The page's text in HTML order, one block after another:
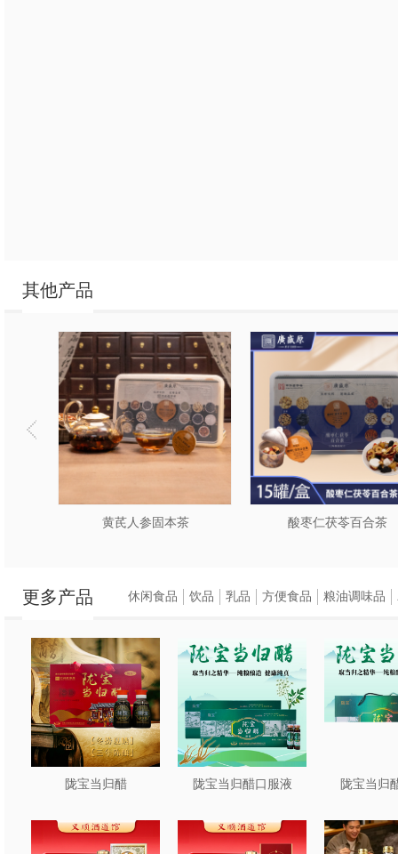
其他产品
酸枣仁茯苓百合茶 熬夜食芄
更多产品
陇宝当归醋 陇宝当归醋口服液 陇宝当归
休闲食品 饮品 乳品 方便食品 粮油调味品